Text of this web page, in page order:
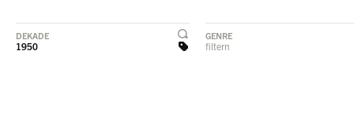
DEKADE
1950
GENRE
filtern